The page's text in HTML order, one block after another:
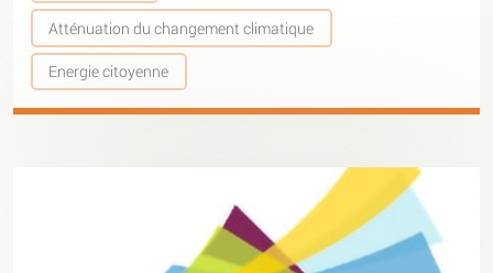
Atténuation du changement climatique
Energie citoyenne